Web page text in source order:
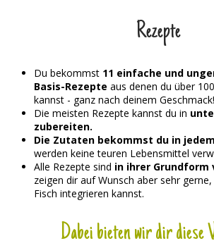
Rezepte
Du bekommst 11 einfache und
Basis-Rezepte aus denen du über
kannst - ganz nach deinem Geschmack!
Die meisten Rezepte kannst du in
zubereiten.
Die Zutaten bekommst du in
werden keine teuren Lebensmittel
Alle Rezepte sind in ihrer Grundform
zeigen dir auf Wunsch aber sehr
Fisch integrieren kannst.
Dabei bieten wir dir diese